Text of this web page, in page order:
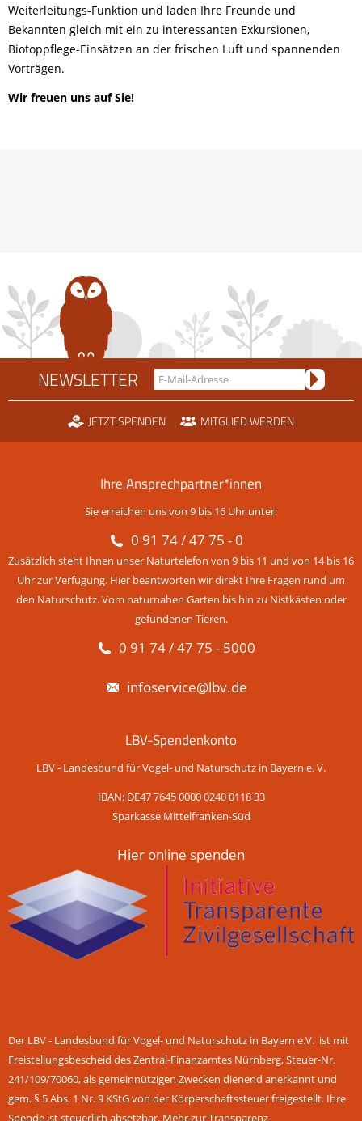
Weiterleitungs-Funktion und laden Ihre Freunde und
Bekannten gleich mit ein zu interessanten Exkursionen,
Biotoppflege-Einsätzen an der frischen Luft und spannenden
Vorträgen.
Wir freuen uns auf Sie!
NEWSLETTER
JETZT SPENDEN MITGLIED WERDEN
Ihre Ansprechpartner*innen
Sie erreichen uns von 9 bis 16 Uhr unter:
0 91 74 / 47 75 - 0
Zusätzlich steht Ihnen unser Naturtelefon von 9 bis 11 und von 14 bis 16
Uhr zur Verfügung. Hier beantworten wir direkt Ihre Fragen rund um
den Naturschutz. Vom naturnahen Garten bis hin zu Nistkästen oder
gefundenen Tieren.
0 91 74 / 47 75 - 5000
infoservice@lbv.de
LBV-Spendenkonto
LBV - Landesbund für Vogel- und Naturschutz in Bayern e. V.
IBAN: DE47 7645 0000 0240 0118 33
Sparkasse Mittelfranken-Süd
Hier online spenden
Der LBV - Landesbund für Vogel- und Naturschutz in Bayern e.V. ist mit
Freistellungsbescheid des Zentral-Finanzamtes Nürnberg, Steuer-Nr.
241/109/70060, als gemeinnützigen Zwecken dienend anerkannt und
gem. § 5 Abs. 1 Nr. 9 KStG von der Körperschaftssteuer freigestellt. Ihre
Spende ist steuerlich absetzbar. Mehr zur Transparenz